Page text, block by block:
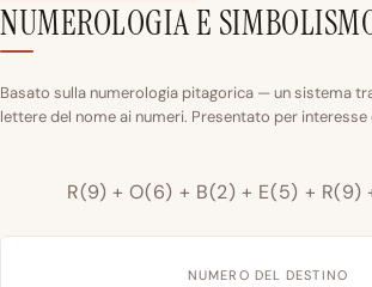
NUMEROLOGIA E
Basato sulla numerologia pitagorica — un sistema
lettere del nome ai numeri. Presentato per interesse
R(9) + O(6) + B(2) + E(5) + R(9)
NUMERO DEL DESTINO